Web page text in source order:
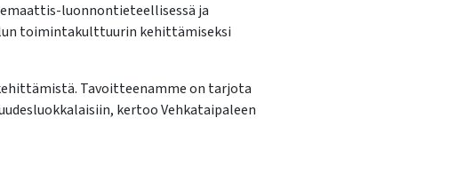
luonnontieteellisessä ja
toimintakulttuurin kehittämiseksi
Tavoitteenamme on tarjota
kertoo Vehkataipaleen